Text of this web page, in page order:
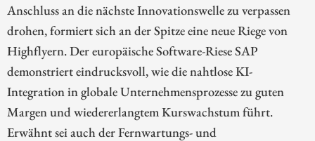
Anschluss an die nächste Innovationswelle zu verpassen
drohen, formiert sich an der Spitze eine neue Riege von
Highflyern. Der europäische Software-Riese SAP
demonstriert eindrucksvoll, wie die nahtlose KI-
Integration in globale Unternehmensprozesse zu guten
Margen und wiedererlangtem Kurswachstum führt.
Erwähnt sei auch der Fernwartungs- und